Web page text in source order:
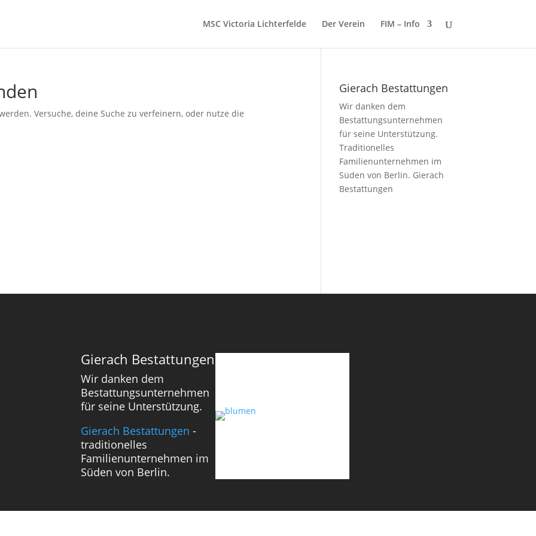
MSC Victoria Lichterfelde Der Verein FIM – Info
Versuche, deine Suche zu verfeinern, oder nutze die
Gierach Bestattungen
Wir danken dem
Bestattungsunternehmen
für seine Unterstützung.
Traditionelles
Familienunternehmen im
Süden von Berlin. Gierach
Bestattungen
Gierach Bestattungen
Wir danken dem
Bestattungsunternehmen
für seine Unterstützung.
Gierach Bestattungen -
traditionelles
Familienunternehmen im
Süden von Berlin.